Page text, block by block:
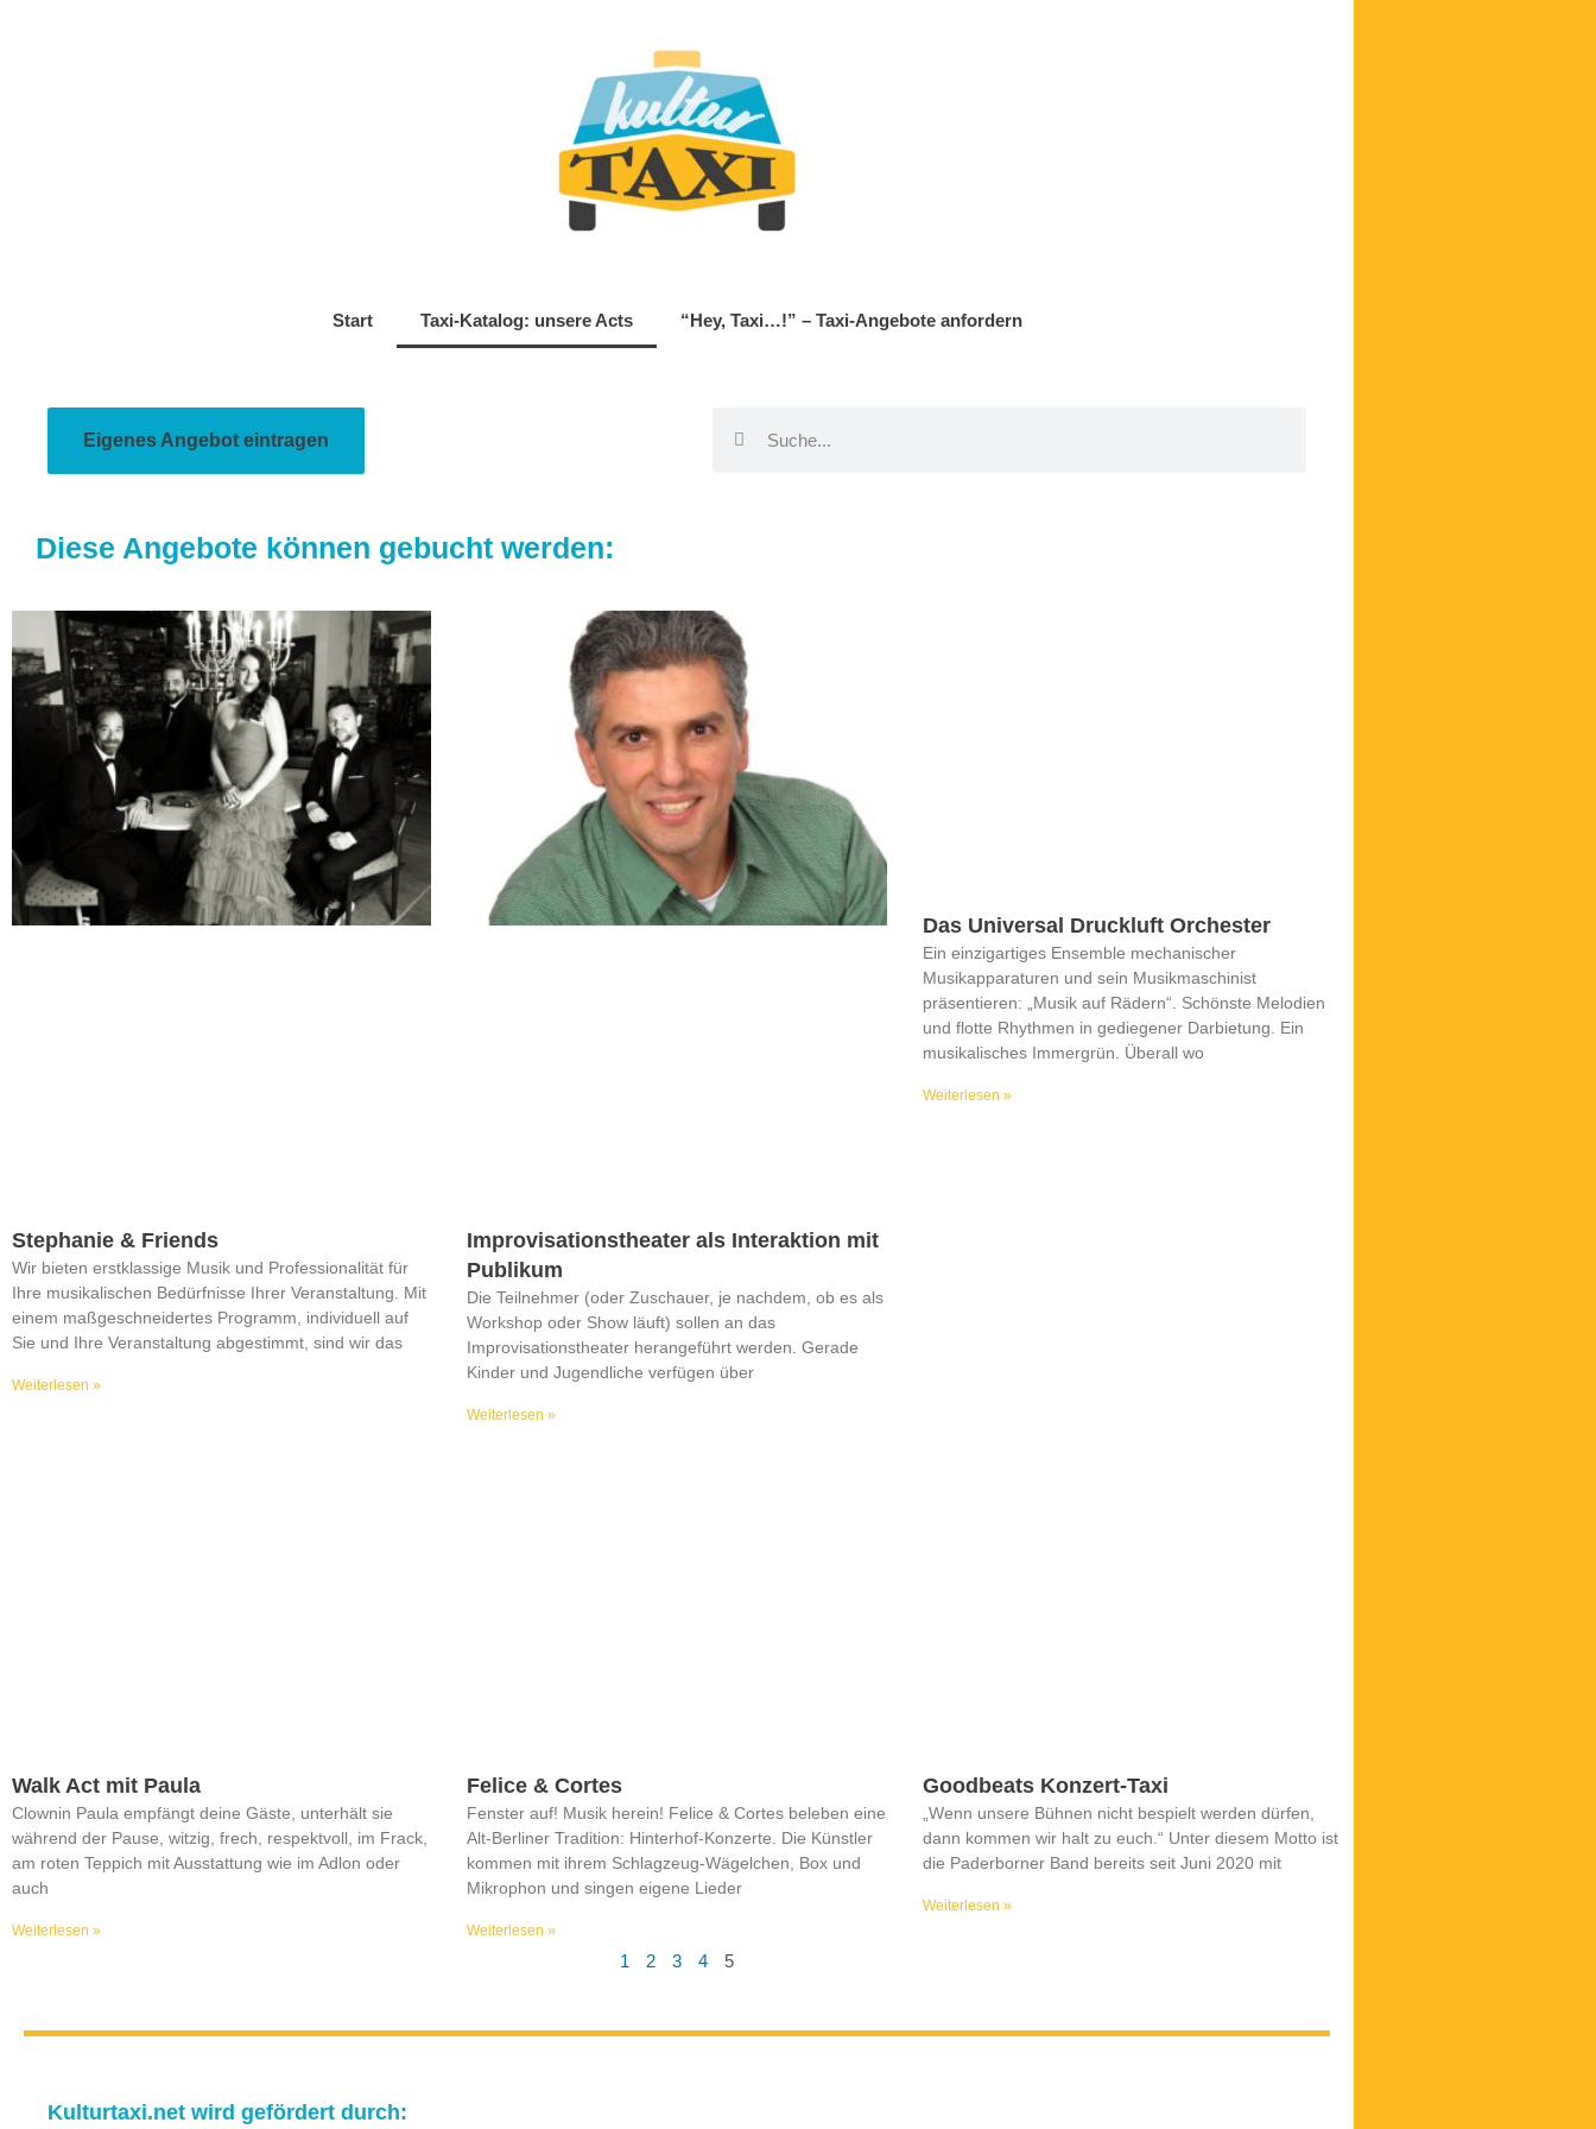
Start Taxi-Katalog: unsere Acts “Hey, Taxi…!” – Taxi-Angebote anfordern
Eigenes Angebot eintragen
Diese Angebote können gebucht werden:
Stephanie & Friends
Wir bieten erstklassige Musik und Professionalität für
Ihre musikalischen Bedürfnisse Ihrer Veranstaltung. Mit
einem maßgeschneidertes Programm, individuell auf
Sie und Ihre Veranstaltung abgestimmt, sind wir das
Weiterlesen »
Improvisationstheater als Interaktion mit
Publikum
Die Teilnehmer (oder Zuschauer, je nachdem, ob es als
Workshop oder Show läuft) sollen an das
Improvisationstheater herangeführt werden. Gerade
Kinder und Jugendliche verfügen über
Weiterlesen »
Das Universal Druckluft Orchester
Ein einzigartiges Ensemble mechanischer
Musikapparaturen und sein Musikmaschinist
präsentieren: „Musik auf Rädern“. Schönste Melodien
und flotte Rhythmen in gediegener Darbietung. Ein
musikalisches Immergrün. Überall wo
Weiterlesen »
Walk Act mit Paula
Clownin Paula empfängt deine Gäste, unterhält sie
während der Pause, witzig, frech, respektvoll, im Frack,
am roten Teppich mit Ausstattung wie im Adlon oder
auch
Weiterlesen »
Felice & Cortes
Fenster auf! Musik herein! Felice & Cortes beleben eine
Alt-Berliner Tradition: Hinterhof-Konzerte. Die Künstler
kommen mit ihrem Schlagzeug-Wägelchen, Box und
Mikrophon und singen eigene Lieder
Weiterlesen »
Goodbeats Konzert-Taxi
„Wenn unsere Bühnen nicht bespielt werden dürfen,
dann kommen wir halt zu euch.“ Unter diesem Motto ist
die Paderborner Band bereits seit Juni 2020 mit
Weiterlesen »
1 2 3 4 5
Kulturtaxi.net wird gefördert durch: